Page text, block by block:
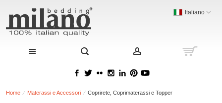
Italiano
Home Materassi e Accessori Coprirete, Coprimaterassi e Topper